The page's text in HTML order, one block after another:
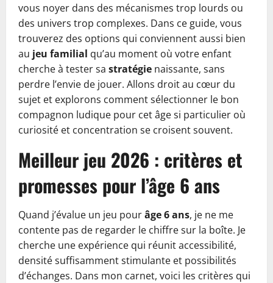
vous noyer dans des mécanismes trop lourds ou
des univers trop complexes. Dans ce guide, vous
trouverez des options qui conviennent aussi bien
au jeu familial qu’au moment où votre enfant
cherche à tester sa stratégie naissante, sans
perdre l’envie de jouer. Allons droit au cœur du
sujet et explorons comment sélectionner le bon
compagnon ludique pour cet âge si particulier où
curiosité et concentration se croisent souvent.
Meilleur jeu 2026 : critères et
promesses pour l’âge 6 ans
Quand j’évalue un jeu pourâge 6 ans, je ne me
contente pas de regarder le chiffre sur la boîte. Je
cherche une expérience qui réunit accessibilité,
densité suffisamment stimulante et possibilités
d’échanges. Dans mon carnet, voici les critères qui